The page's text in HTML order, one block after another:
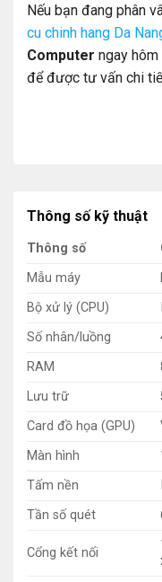
Nếu bạn đang phân
cu chinh hang Da
Computer ngay
để được tư vấn chi
Thông số kỹ thuật
Thông số
Mẫu máy
Bộ xử lý (CPU)
Số nhân/luồng
RAM
Lưu trữ
Card đồ họa (GPU)
Màn hình
Tấm nền
Tần số quét
Cổng kết nối